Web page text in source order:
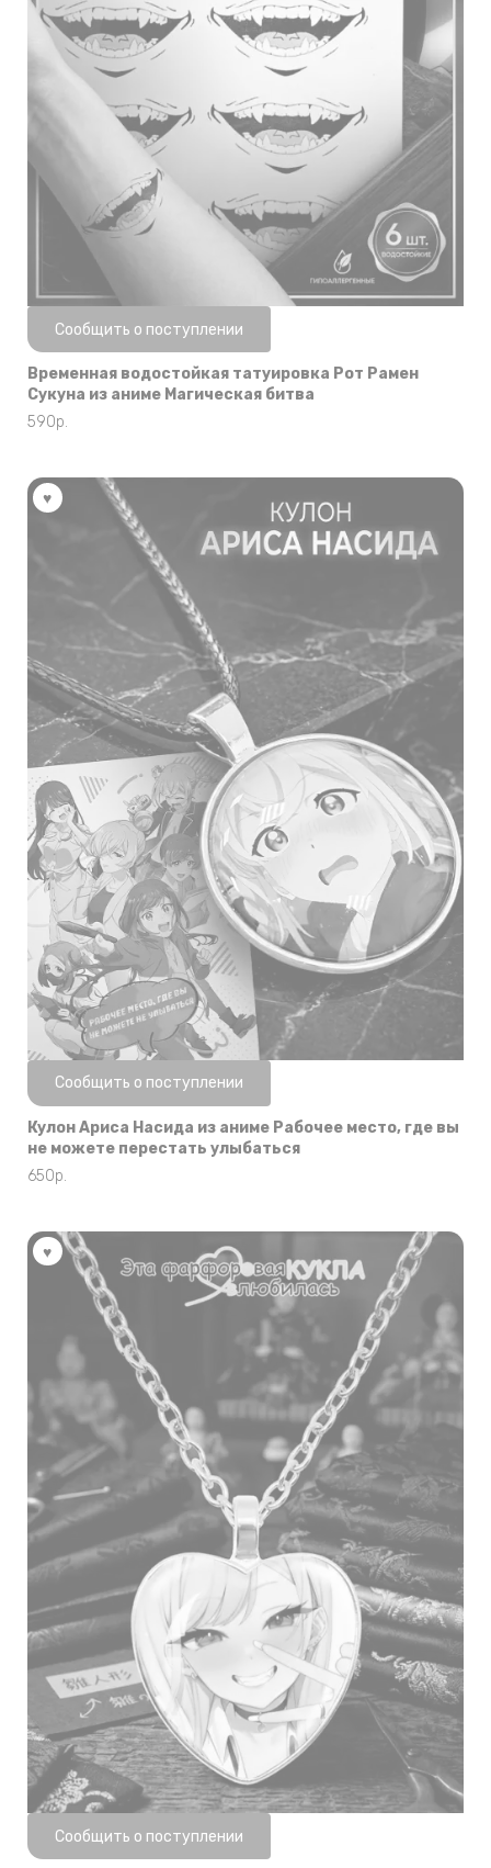
Нет в наличии
Сообщить о поступлении
Временная водостойкая татуировка Рот Рамен
Сукуна из аниме Магическая битва
590р.
Нет в наличии
Сообщить о поступлении
Кулон Ариса Насида из аниме Рабочее место, где вы
не можете перестать улыбаться
650р.
Нет в наличии
Сообщить о поступлении